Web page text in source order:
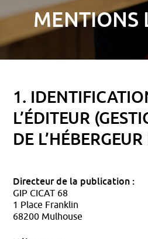
MENTIONS
1.
L’ÉDITEUR
DE
Directeur de la publication :
GIP CICAT 68
1 Place Franklin
68200 Mulhouse